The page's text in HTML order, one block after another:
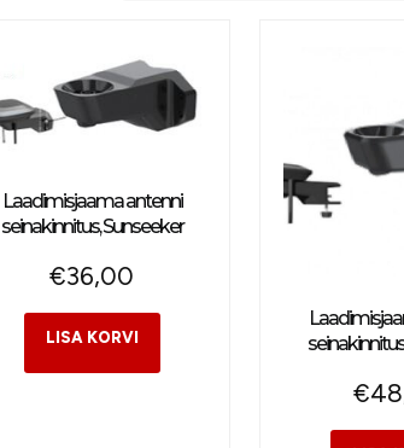
Laadimisjaama antenni
seinakinnitus, Sunseeker
€36,00
€